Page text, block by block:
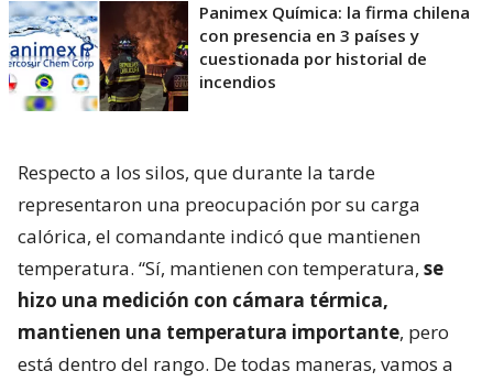
Panimex Química: la firma chilena
con presencia en 3 países y
cuestionada por historial de
incendios
Respecto a los silos, que durante la tarde
representaron una preocupación por su carga
calórica, el comandante indicó que mantienen
temperatura. “Sí, mantienen con temperatura, se
hizo una medición con cámara térmica,
mantienen una temperatura importante, pero
está dentro del rango. De todas maneras, vamos a